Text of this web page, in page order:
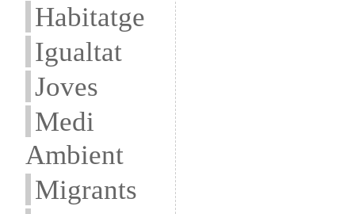
Habitatge
Igualtat
Joves
Medi
Ambient
Migrants